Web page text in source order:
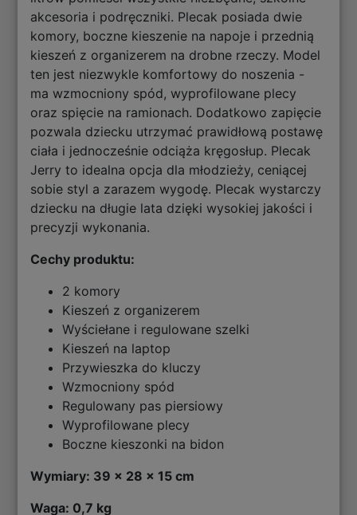
akcesoria i podręczniki. Plecak posiada dwie
komory, boczne kieszenie na napoje i przednią
kieszeń z organizerem na drobne rzeczy. Model
ten jest niezwykle komfortowy do noszenia -
ma wzmocniony spód, wyprofilowane plecy
oraz spięcie na ramionach. Dodatkowo zapięcie
pozwala dziecku utrzymać prawidłową postawę
ciała i jednocześnie odciąża kręgosłup. Plecak
Jerry to idealna opcja dla młodzieży, ceniącej
sobie styl a zarazem wygodę. Plecak wystarczy
dziecku na długie lata dzięki wysokiej jakości i
precyzji wykonania.
Cechy produktu:
2 komory
Kieszeń z organizerem
Wyściełane i regulowane szelki
Kieszeń na laptop
Przywieszka do kluczy
Wzmocniony spód
Regulowany pas piersiowy
Wyprofilowane plecy
Boczne kieszonki na bidon
Wymiary: 39 x 28 x 15 cm
Waga: 0,7 kg